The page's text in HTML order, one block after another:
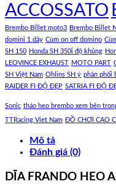
ACCOSSATO
Brembo Billet moto3 Brembo Billet
domini 1 dây Cùm on off domino
SH 150 Honda SH 350i độ khủng
LEOVINCE EXHAUST MOTO PART
SH Việt Nam Ohlins SH ý phân phối
RAIDER FI ĐỘ ĐẸP SATRIA FI ĐỘ
Sonic tháo heo brembo xem bên
TTRacing Viet Nam ĐỒ CHƠI CAO
Mô tả
Đánh giá (0)
DĨA FRANDO HEO